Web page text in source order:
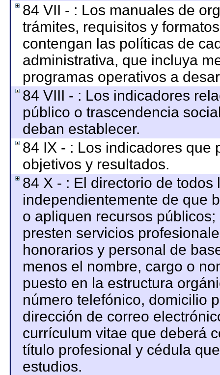
84 VII - : Los manuales de
trámites, requisitos y
contengan las políticas de
administrativa, que incluya
programas operativos a
84 VIII - : Los indicadores
público o trascendencia
deban establecer.
84 IX - : Los indicadores que
objetivos y resultados.
84 X - : El directorio de
independientemente de que
o apliquen recursos
presten servicios
honorarios y personal de
menos el nombre, cargo o
puesto en la estructura
número telefónico, domicilio
dirección de correo
currículum vitae que deberá
título profesional y cédula
estudios.